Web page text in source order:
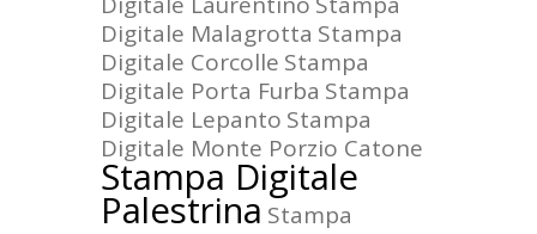
Digitale Malagrotta Stampa
Digitale Corcolle Stampa
Digitale Porta Furba Stampa
Digitale Lepanto Stampa
Digitale Monte Porzio Catone
Stampa Digitale
Palestrina Stampa